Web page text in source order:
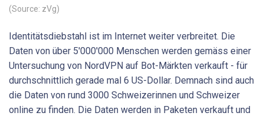
(Source: zVg)
Identitätsdiebstahl ist im Internet weiter verbreitet. Die
Daten von über 5'000'000 Menschen werden gemäss einer
Untersuchung von NordVPN auf Bot-Märkten verkauft - für
durchschnittlich gerade mal 6 US-Dollar. Demnach sind auch
die Daten von rund 3000 Schweizerinnen und Schweizer
online zu finden. Die Daten werden in Paketen verkauft und